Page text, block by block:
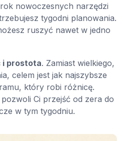
nowoczesnych narzędzi
tygodni planowania.
ruszyć nawet w jedno
i prostota. Zamiast wielkiego,
celem jest jak najszybsze
który robi różnicę.
Ci przejść od zera do
w tym tygodniu.